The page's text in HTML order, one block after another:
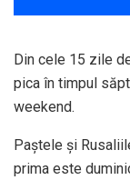
Din cele 15 zile
pica în timpul
weekend.
Paștele și
prima este